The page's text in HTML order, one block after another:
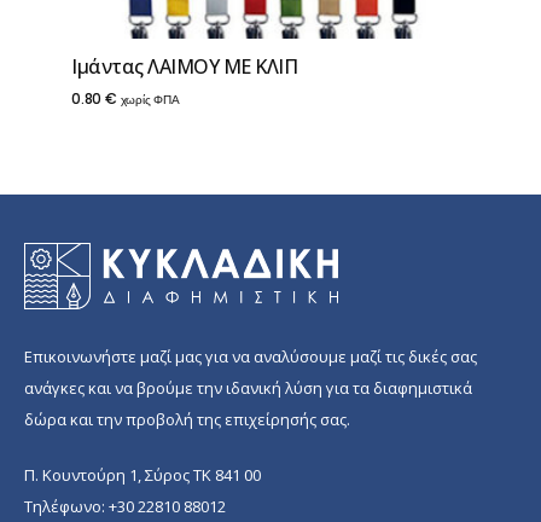
Ιμάντας ΛΑΙΜΟΥ ΜΕ ΚΛΙΠ
0.80 € χωρίς ΦΠΑ
Επικοινωνήστε μαζί μας για να αναλύσουμε μαζί τις δικές σας
ανάγκες και να βρούμε την ιδανική λύση για τα διαφημιστικά
δώρα και την προβολή της επιχείρησής σας.
Π. Κουντούρη 1, Σύρος ΤΚ 841 00
Τηλέφωνο: +30 22810 88012